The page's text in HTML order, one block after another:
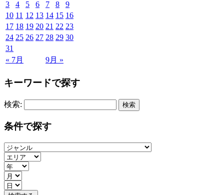
« 7月 9月 »
3
4 5 6 7 8
9
10 11 12 13 14 15 16
17 18 19 20 21 22 23
24 25 26 27 28 29 30
31
キーワードで探す
検索:
条件で探す